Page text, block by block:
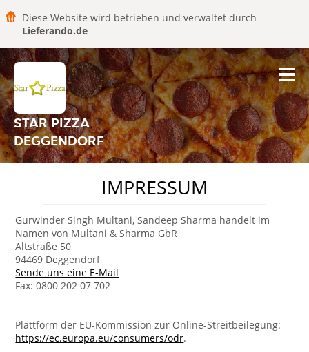
Diese Website wird betrieben und verwaltet durch
Lieferando.de
STAR PIZZA
DEGGENDORF
IMPRESSUM
Gurwinder Singh Multani, Sandeep Sharma handelt im
Namen von Multani & Sharma GbR
Altstraße 50
94469 Deggendorf
Sende uns eine E-Mail
Fax: 0800 202 07 702
Plattform der EU-Kommission zur Online-Streitbeilegung:
https://ec.europa.eu/consumers/odr.